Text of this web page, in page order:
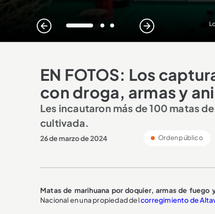
1 2 3
EN FOTOS: Los
con droga, armas y
Les incautaron más de 100 matas
cultivada.
26 de marzo de 2024 Orden público
Matas de marihuana por doquier, armas de fuego
Nacional en una propiedad delcorregimiento de